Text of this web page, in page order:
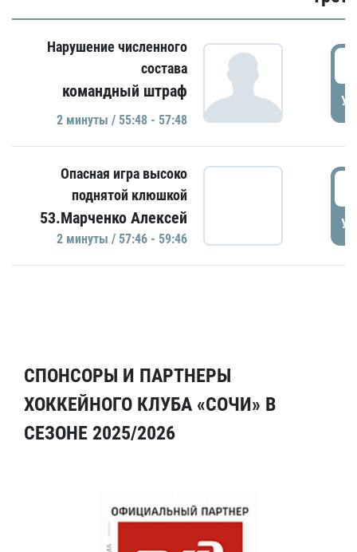
Нарушение численного
состава
командный штраф
2 минуты / 55:48 - 57:48
Опасная игра высоко
поднятой клюшкой
53.Марченко Алексей
2 минуты / 57:46 - 59:46
СПОНСОРЫ И ПАРТНЕРЫ
ХОККЕЙНОГО КЛУБА «СОЧИ» В
СЕЗОНЕ 2025/2026